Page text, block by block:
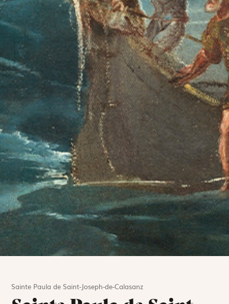
Sainte Paula de Saint-Joseph-de-Calasanz